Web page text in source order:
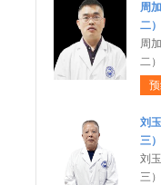
周
二）
周
二
刘
三）
刘
三